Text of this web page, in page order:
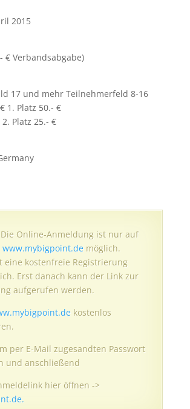
2015
€ Verbandsabgabe)
17 und mehr Teilnehmerfeld 8-16
1. Platz 50.- €
Platz 25.- €
Online-Anmeldung ist nur auf
www.mybigpoint.demöglich.
eine kostenfreie Registrierung
Erst danach kann der Link zur
aufgerufen werden.
kostenlos
per E-Mail zugesandten Passwort
und anschließend
hier öffnen ->